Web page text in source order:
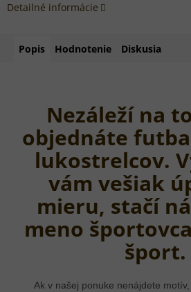
Detailné informácie
Popis Hodnotenie Diskusia
Nezáleží na
objednáte
lukostrelcov.
vám vešiak
mieru, stačí
meno
šport.
Ak v našej ponuke nenájdete